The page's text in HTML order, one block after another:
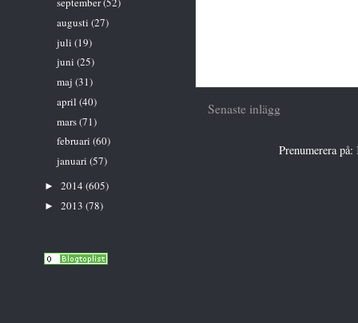
Senaste inlägg
Prenumerera på:
augusti (27)
juli (19)
juni (25)
maj (31)
april (40)
mars(71)
februari (60)
januari (57)
► 2014 (605)
► 2013 (78)